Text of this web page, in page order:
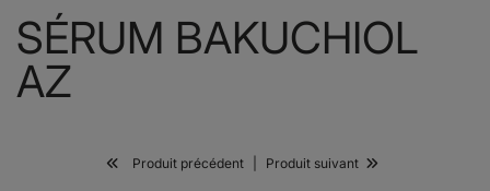
SÉRUM BAKUCHIOL
AZ
Produit précédent Produit suivant